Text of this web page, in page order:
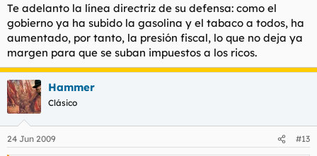
Te adelanto la línea directriz de su defensa: como el
gobierno ya ha subido la gasolina y el tabaco a todos, ha
aumentado, por tanto, la presión fiscal, lo que no deja ya
margen para que se suban impuestos a los ricos.
Hammer
Clásico
24 Jun 2009 #13